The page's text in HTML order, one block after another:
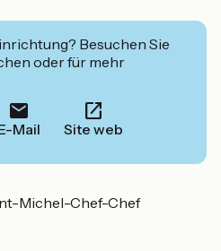
Besuchen Sie
oder für mehr
Mail Site web
Michel-Chef-Chef